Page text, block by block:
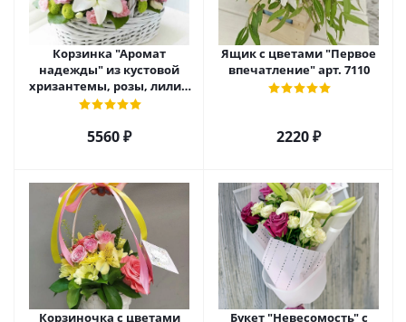
Корзинка "Аромат
надежды" из кустовой
хризантемы, розы, лилий
и эустомы. арт. 7751
5560 ₽
Ящик с цветами "Первое
впечатление" арт. 7110
2220 ₽
Корзиночка с цветами
Букет "Невесомость" с